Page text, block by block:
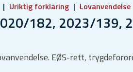
Uriktig forklaring Lovanvendelse
182, 2023/139,
EØS-rett,